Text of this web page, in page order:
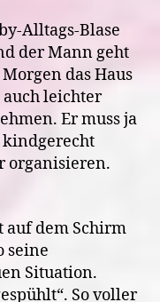
Alltags-Blase
der Mann geht
das Haus
leichter
Er muss ja
organisieren.
auf dem Schirm
seine
Situation.
So voller